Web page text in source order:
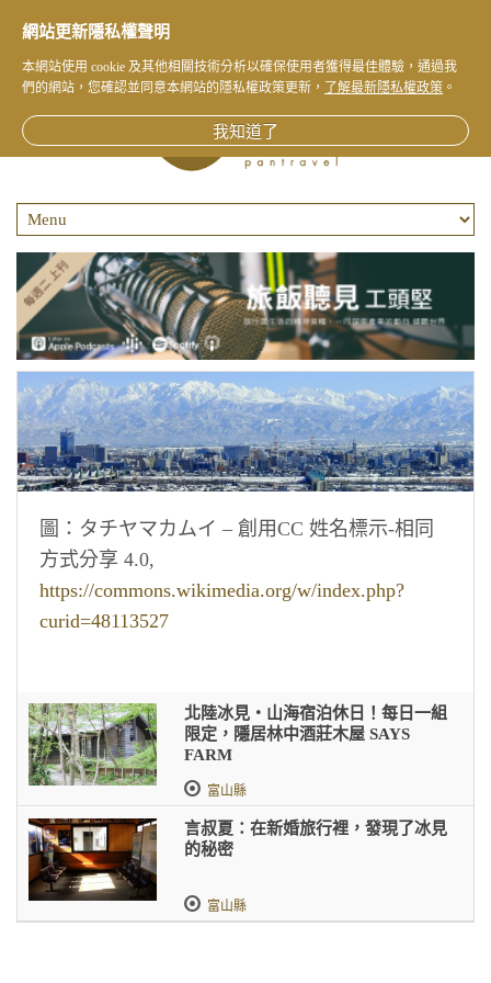
圖：タチヤマカムイ – 創用CC 姓名標示-相同
方式分享 4.0,
https://commons.wikimedia.org/w/index.php?
curid=48113527
北陸冰見・山海宿泊休日！每日一組
限定，隱居林中酒莊木屋 SAYS
FARM
富山縣
言叔夏：在新婚旅行裡，發現了冰見
的秘密
富山縣
網站更新隱私權聲明
本網站使用 cookie 及其他相關技術分析以確保使用者獲得最佳體驗，通過我
們的網站，您確認並同意本網站的隱私權政策更新，
了解最新隱私權政策 。
我知道了